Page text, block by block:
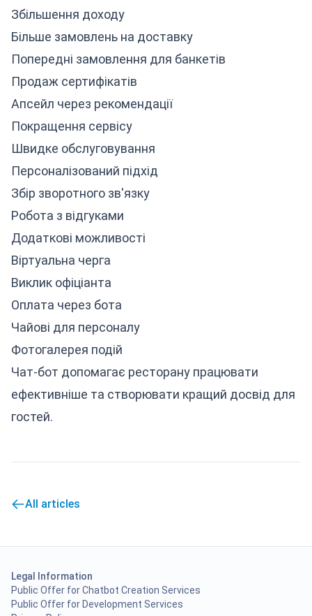
Збільшення доходу
Більше замовлень на доставку
Попередні замовлення для банкетів
Продаж сертифікатів
Апсейл через рекомендації
Покращення сервісу
Швидке обслуговування
Персоналізований підхід
Збір зворотного зв'язку
Робота з відгуками
Додаткові можливості
Віртуальна черга
Виклик офіціанта
Оплата через бота
Чайові для персоналу
Фотогалерея подій
Чат-бот допомагає ресторану працювати
ефективніше та створювати кращий досвід для
гостей.
All articles
Legal Information
Public Offer for Chatbot Creation Services
Public Offer for Development Services